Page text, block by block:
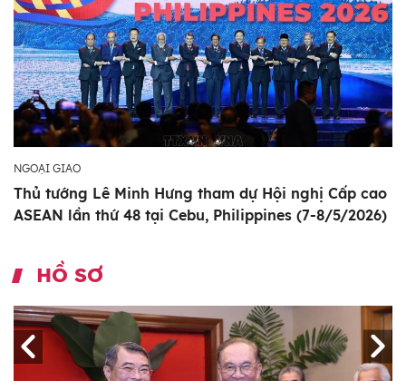
NGOẠI GIAO
Thủ tướng Lê Minh Hưng tham dự Hội nghị Cấp cao
ASEAN lần thứ 48 tại Cebu, Philippines (7-8/5/2026)
HỒ SƠ